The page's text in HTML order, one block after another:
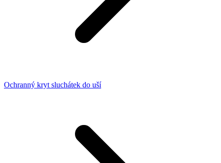
Ochranný kryt sluchátek do uší